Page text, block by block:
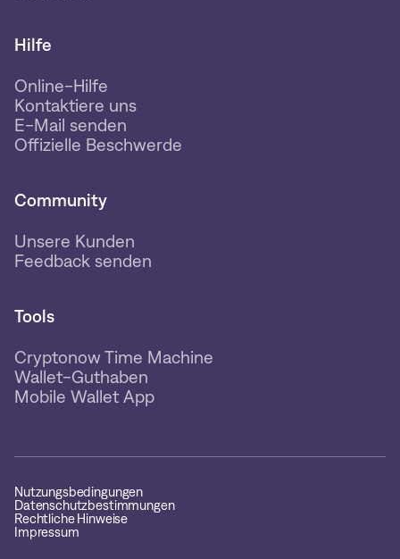
Hilfe
Online-Hilfe
Kontaktiere uns
E-Mail senden
Offizielle Beschwerde
Community
Unsere Kunden
Feedback senden
Tools
Cryptonow Time Machine
Wallet-Guthaben
Mobile Wallet App
Nutzungsbedingungen
Datenschutzbestimmungen
Rechtliche Hinweise
Impressum